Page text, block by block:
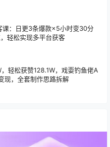
课：日更3条爆款×5小时变30分
轻松实现多平台获客
轻松获赞128.1W，戏耍钓鱼佬A
现，全套制作思路拆解